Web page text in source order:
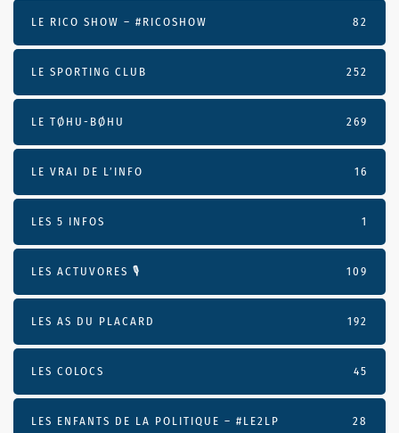
LE RICO SHOW – #RICOSHOW 82
LE SPORTING CLUB 252
LE TØHU-BØHU 269
LE VRAI DE L’INFO 16
LES 5 INFOS 1
LES ACTUVORES 🎙 109
LES AS DU PLACARD 192
LES COLOCS 45
LES ENFANTS DE LA POLITIQUE – #LE2LP 28